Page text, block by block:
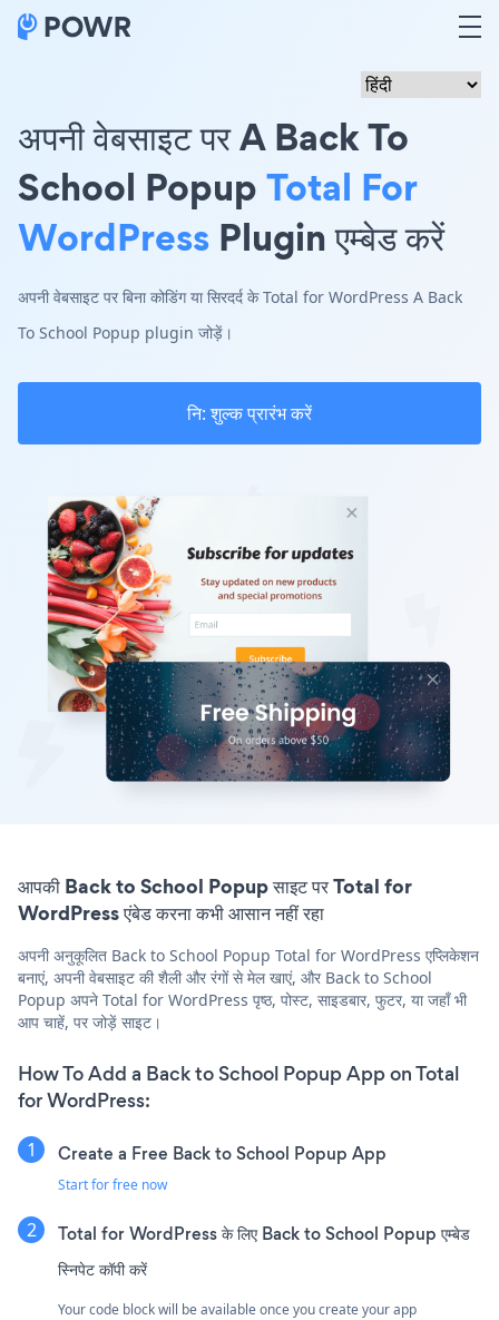
अपनी वेबसाइट पर A Back To
School PopupTotal For
WordPress Plugin एम्बेड करें
अपनी वेबसाइट पर बिना कोडिंग या सिरदर्द के Total for WordPress A Back
To School Popup plugin जोड़ें।
नि: शुल्क प्रारंभ करें
आपकी Back to School Popup साइट पर Total for
WordPress एंबेड करना कभी आसान नहीं रहा
अपनी अनुकूलित Back to School Popup Total for WordPress एप्लिकेशन
बनाएं, अपनी वेबसाइट की शैली और रंगों से मेल खाएं, और Back to School
Popup अपने Total for WordPress पृष्ठ, पोस्ट, साइडबार, फुटर, या जहाँ भी
आप चाहें, पर जोड़ें साइट।
How To Add a Back to School Popup App on Total
for WordPress:
Create a Free Back to School Popup App
Start for free now
Total for WordPress के लिए Back to School Popup एम्बेड
स्निपेट कॉपी करें
Your code block will be available once you create your app